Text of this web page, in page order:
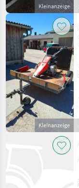
Kleinanzeige
Kleinanzeige